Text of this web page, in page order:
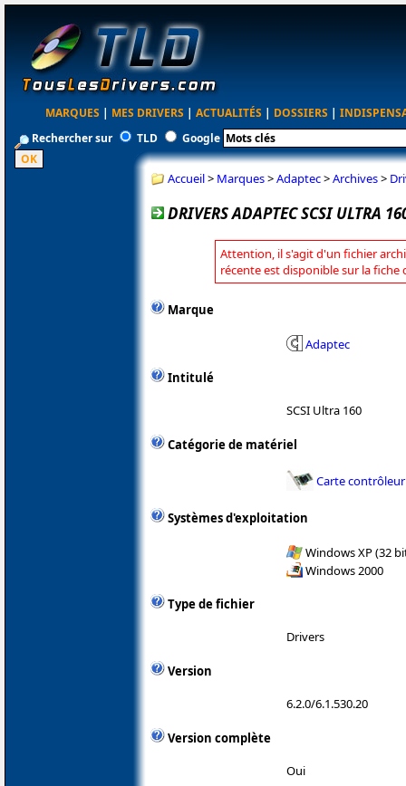
MARQUES | MES DRIVERS | ACTUALITÉS | DOSSIERS |
Rechercher sur
TLD Google
Accueil> Marques>Adaptec>Archives>
DRIVERS ADAPTEC SCSI ULTRA
Attention, il s'agit d'un fichier
récente est disponible sur la fiche
Marque
Adaptec
Intitulé
SCSI Ultra 160
Catégorie de matériel
Carte contrôleur
Systèmes d'exploitation
Windows XP (32
Windows 2000
Type de fichier
Drivers
Version
6.2.0/6.1.530.20
Version complète
Oui